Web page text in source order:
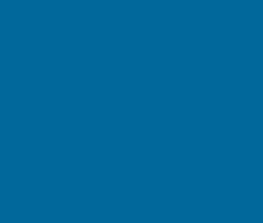
uw gegevens?
beantwoord worden
systemen verwijderd.
uw rechten vindt u op de
opent in nieuw tabblad)